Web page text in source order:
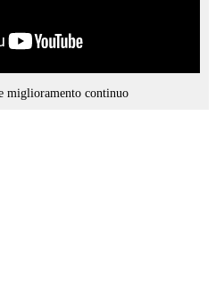
miglioramento continuo